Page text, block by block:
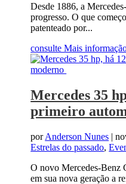
Desde 1886, a
progresso. O que
patenteado por...
consulte Mais
Mercedes 35
primeiro
porAnderson Nunes |
Estrelas do passado,
O novo Mercedes-Benz
em sua nova geração a